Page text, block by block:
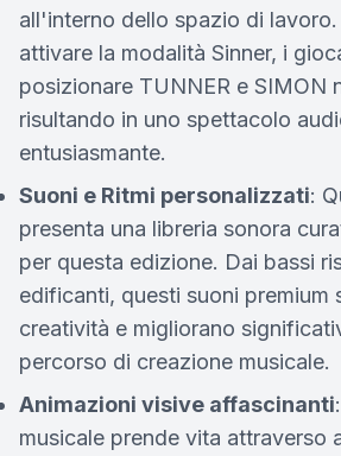
all'interno dello spazio di
attivare la modalità Sinner, i
posizionare TUNNER e SIMON
risultando in uno spettacolo
entusiasmante.
Suoni e Ritmi personalizzati:
presenta una libreria sonora
per questa edizione. Dai bassi
edificanti, questi suoni premium
creatività e migliorano
percorso di creazione musicale.
Animazioni visive affascinanti
musicale prende vita attraverso